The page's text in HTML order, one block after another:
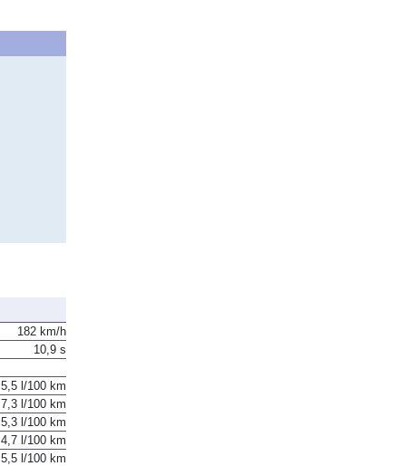
182 km/h
10,9 s
5,5 l/100 km
7,3 l/100 km
5,3 l/100 km
4,7 l/100 km
5,5 l/100 km